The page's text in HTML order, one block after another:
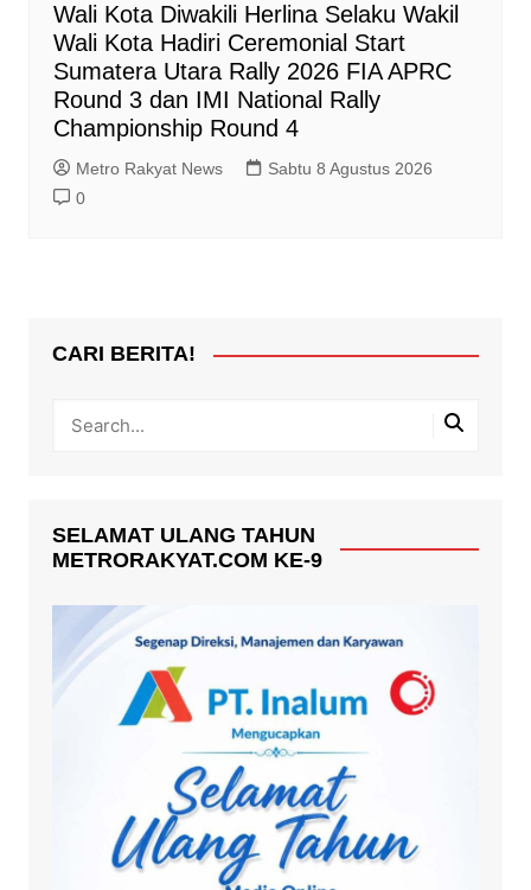
Wali Kota Diwakili Herlina Selaku Wakil
Wali Kota Hadiri Ceremonial Start
Sumatera Utara Rally 2026 FIA APRC
Round 3 dan IMI National Rally
Championship Round 4
Metro Rakyat News
Sabtu 8 Agustus 2026
0
CARI BERITA!
SELAMAT ULANG TAHUN
METRORAKYAT.COM KE-9